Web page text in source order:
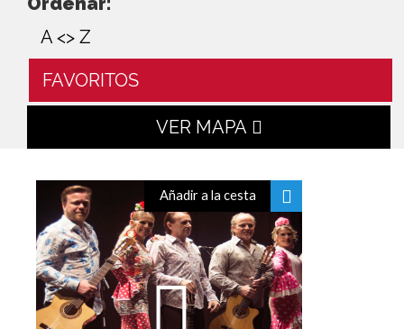
A <> Z
FAVORITOS
VER MAPA
Añadir a la cesta